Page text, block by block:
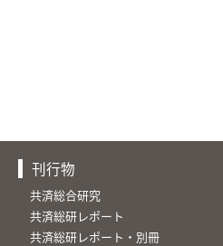
刊行物
共済総合研究
共済総研レポート
共済総研レポート・別冊